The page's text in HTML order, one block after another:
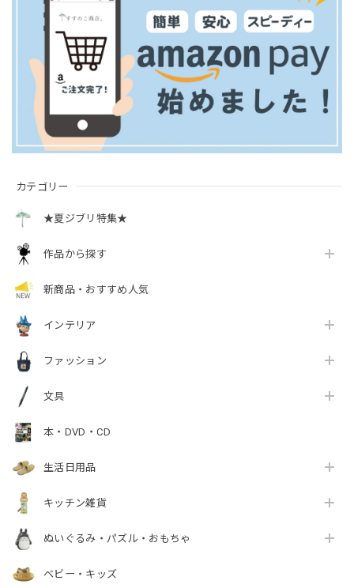
カテゴリー
★夏ジブリ特集★
作品から探す
新商品・おすすめ人気
インテリア
ファッション
文具
本・DVD・CD
生活日用品
キッチン雑貨
ぬいぐるみ・パズル・おもちゃ
ベビー・キッズ